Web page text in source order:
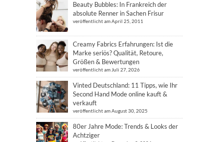
Beauty Bubbles: In Frankreich der
absolute Renner in Sachen Frisur
veröffentlicht am April 25, 2011
Creamy Fabrics Erfahrungen: Ist die
Marke seriös? Qualität, Retoure,
Größen & Bewertungen
veröffentlicht am Juli 27, 2026
Vinted Deutschland: 11 Tipps, wie Ihr
Second Hand Mode online kauft &
verkauft
veröffentlicht am August 30, 2025
80er Jahre Mode: Trends & Looks der
Achtziger